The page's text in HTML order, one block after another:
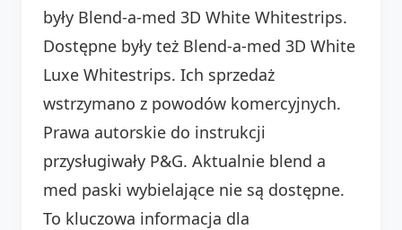
były Blend-a-med 3D White Whitestrips.
Dostępne były też Blend-a-med 3D White
Luxe Whitestrips. Ich sprzedaż
wstrzymano z powodów komercyjnych.
Prawa autorskie do instrukcji
przysługiwały P&G. Aktualnie blend a
med paski wybielające nie są dostępne.
To kluczowa informacja dla